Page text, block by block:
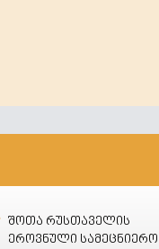
შოთა რუსთაველის
ეროვნული სამეცნიერო